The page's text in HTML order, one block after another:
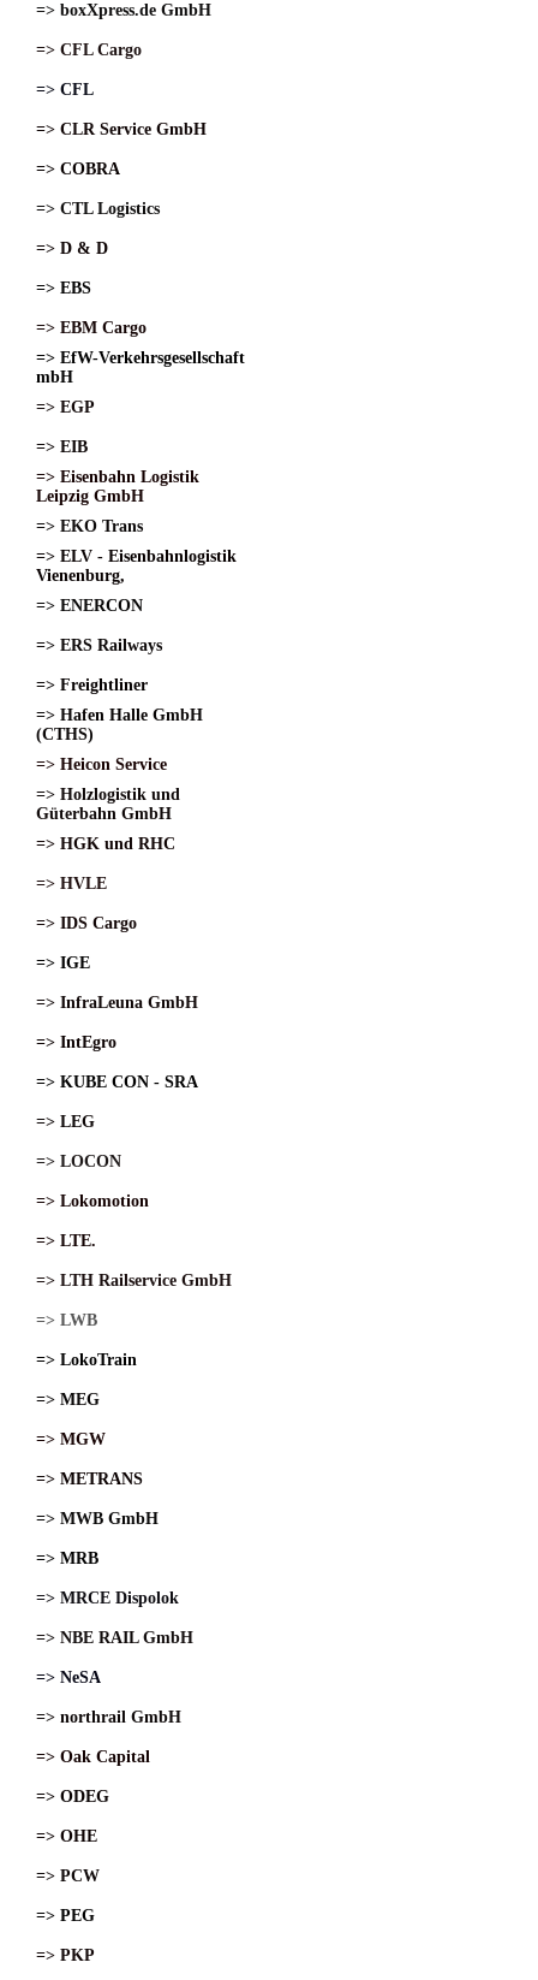
=> boxXpress.de GmbH
=> CFL Cargo
=> CFL
=> CLR Service GmbH
=> COBRA
=> CTL Logistics
=> D & D
=> EBS
=> EBM Cargo
=> EfW-Verkehrsgesellschaft
mbH
=> EGP
=> EIB
=> Eisenbahn Logistik
Leipzig GmbH
=> EKO Trans
=> ELV - Eisenbahnlogistik
Vienenburg,
=> ENERCON
=> ERS Railways
=> Freightliner
=> Hafen Halle GmbH
(CTHS)
=> Heicon Service
=> Holzlogistik und
Güterbahn GmbH
=> HGK und RHC
=> HVLE
=> IDS Cargo
=> IGE
=> InfraLeuna GmbH
=> IntEgro
=> KUBE CON - SRA
=> LEG
=> LOCON
=> Lokomotion
=> LTE.
=> LTH Railservice GmbH
=> LWB
=> LokoTrain
=> MEG
=> MGW
=> METRANS
=> MWB GmbH
=> MRB
=> MRCE Dispolok
=> NBE RAIL GmbH
=> NeSA
=> northrail GmbH
=> Oak Capital
=> ODEG
=> OHE
=> PCW
=> PEG
=> PKP